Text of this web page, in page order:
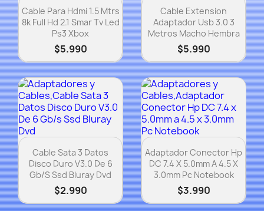
Vista rápida
Cable Para Hdmi 1.5 Mtrs
8k Full Hd 2.1 Smar Tv Led
Ps3 Xbox
$5.990
Vista rápida
Cable Extension
Adaptador Usb 3.0 3
Metros Macho Hembra
$5.990
Vista rápida
Cable Sata 3 Datos
Disco Duro V3.0 De 6
Gb/s Ssd Bluray Dvd
$2.990
Vista rápida
Adaptador Conector Hp
DC 7.4 X 5.0mm A 4.5 X
3.0mm Pc Notebook
$3.990